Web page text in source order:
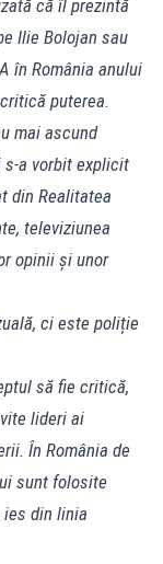
că îl prezintă
Ilie Bolojan sau
în România anului
puterea.
mai ascund
a vorbit explicit
din Realitatea
televiziunea
opinii și unor
ci este poliție
să fie critică,
lideri ai
În România de
sunt folosite
din linia